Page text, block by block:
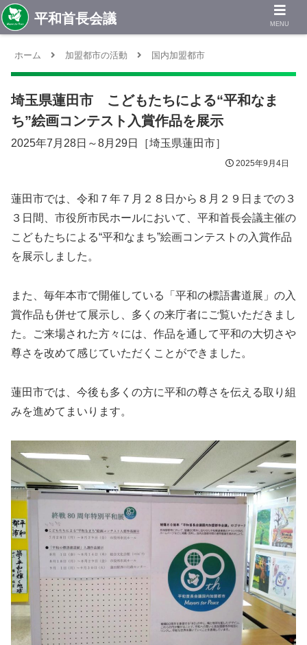
ホーム 加盟都市の活動 国内加盟都市
埼玉県蓮田市 こどもたちによる“平和なま
ち”絵画コンテスト入賞作品を展示
2025年7月28日～8月29日［埼玉県蓮田市］
2025年9月4日
蓮田市では、令和７年７月２８日から８月２９日までの３
３日間、市役所市民ホールにおいて、平和首長会議主催の
こどもたちによる“平和なまち”絵画コンテストの入賞作品
を展示しました。
また、毎年本市で開催している「平和の標語書道展」の入
賞作品も併せて展示し、多くの来庁者にご覧いただきまし
た。ご来場された方々には、作品を通して平和の大切さや
尊さを改めて感じていただくことができました。
蓮田市では、今後も多くの方に平和の尊さを伝える取り組
みを進めてまいります。
MENU